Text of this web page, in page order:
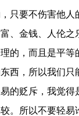
只要不伤害他人
、金钱、人伦之
的，而且是平等
西，所以我们只
的贬斥，我觉得
。所以不要轻易